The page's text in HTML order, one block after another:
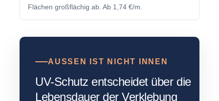
Flächen großflächig ab. Ab 1,74 €/m.
AUSSEN IST NICHT INNEN
UV-Schutz entscheidet über die
Lebensdauer der Verklebung